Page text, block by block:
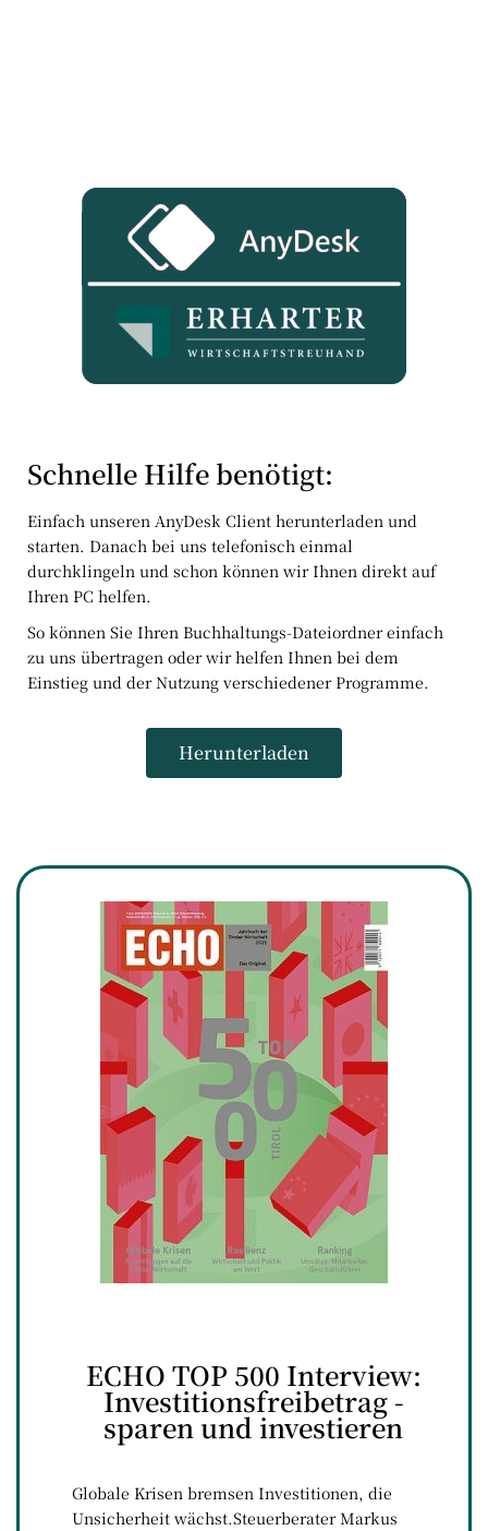
Schnelle Hilfe benötigt:
Einfach unseren AnyDesk Client herunterladen und
starten. Danach bei uns telefonisch einmal
durchklingeln und schon können wir Ihnen direkt auf
Ihren PC helfen.
So können Sie Ihren Buchhaltungs-Dateiordner einfach
zu uns übertragen oder wir helfen Ihnen bei dem
Einstieg und der Nutzung verschiedener Programme.
Herunterladen
ECHO TOP 500 Interview:
Investitionsfreibetrag -
sparen und investieren
Globale Krisen bremsen Investitionen, die
Unsicherheit wächst.Steuerberater Markus